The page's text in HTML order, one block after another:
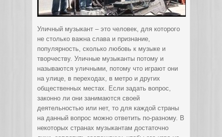
Уличный музыкант – это человек, для которого
не столько важна слава и признание,
популярность, сколько любовь к музыке и
творчеству. Уличные музыканты потому и
называются уличными, потому что играют они
на улице, в переходах, в метро и других
общественных местах. Если задать вопрос,
законно ли они занимаются своей
деятельностью или нет, то для каждой страны
на данный вопрос можно ответить по-разному. В
некоторых странах музыкантам достаточно